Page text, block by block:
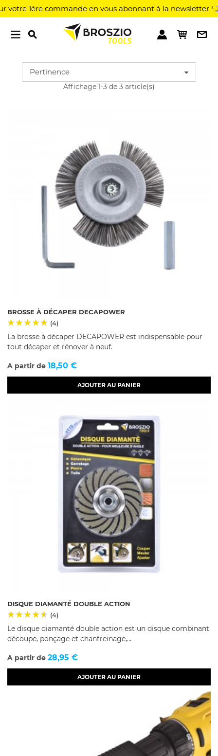
1ère commande en vous abonnant à la newsletter !
Pertinence
Affichage 1-3 de 3 article(s)
BROSSE À DÉCAPER DECAPOWER
(4)
La brosse à décaper DECAPOWER est indispensable pour
tout décaper et rénover à neuf.
Prix
A partir de 18,50 €
AJOUTER AU PANIER
DISQUE DIAMANTÉ DOUBLE ACTION
(4)
Le disque diamanté double action est un disque combinant
découpe, ponçage et chanfreinage,...
Prix
A partir de 28,95 €
AJOUTER AU PANIER